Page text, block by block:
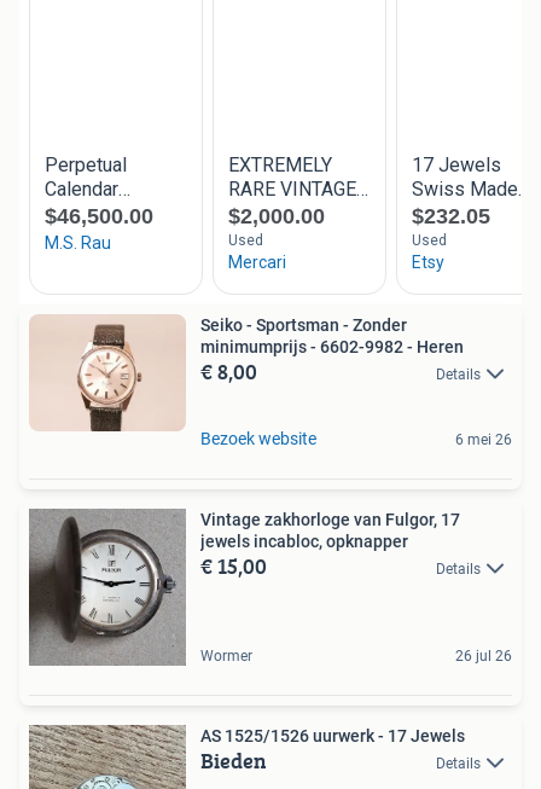
Seiko - Sportsman - Zonder
minimumprijs - 6602-9982 - Heren
€ 8,00 Details
Bezoek website 6 mei 26
Vintage zakhorloge van Fulgor, 17
jewels incabloc, opknapper
€ 15,00 Details
Wormer 26 jul 26
AS 1525/1526 uurwerk - 17 Jewels
Bieden Details